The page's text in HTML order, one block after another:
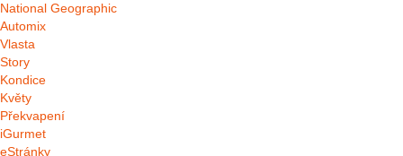
National Geographic
Automix
Vlasta
Story
Kondice
Květy
Překvapení
iGurmet
eStránky